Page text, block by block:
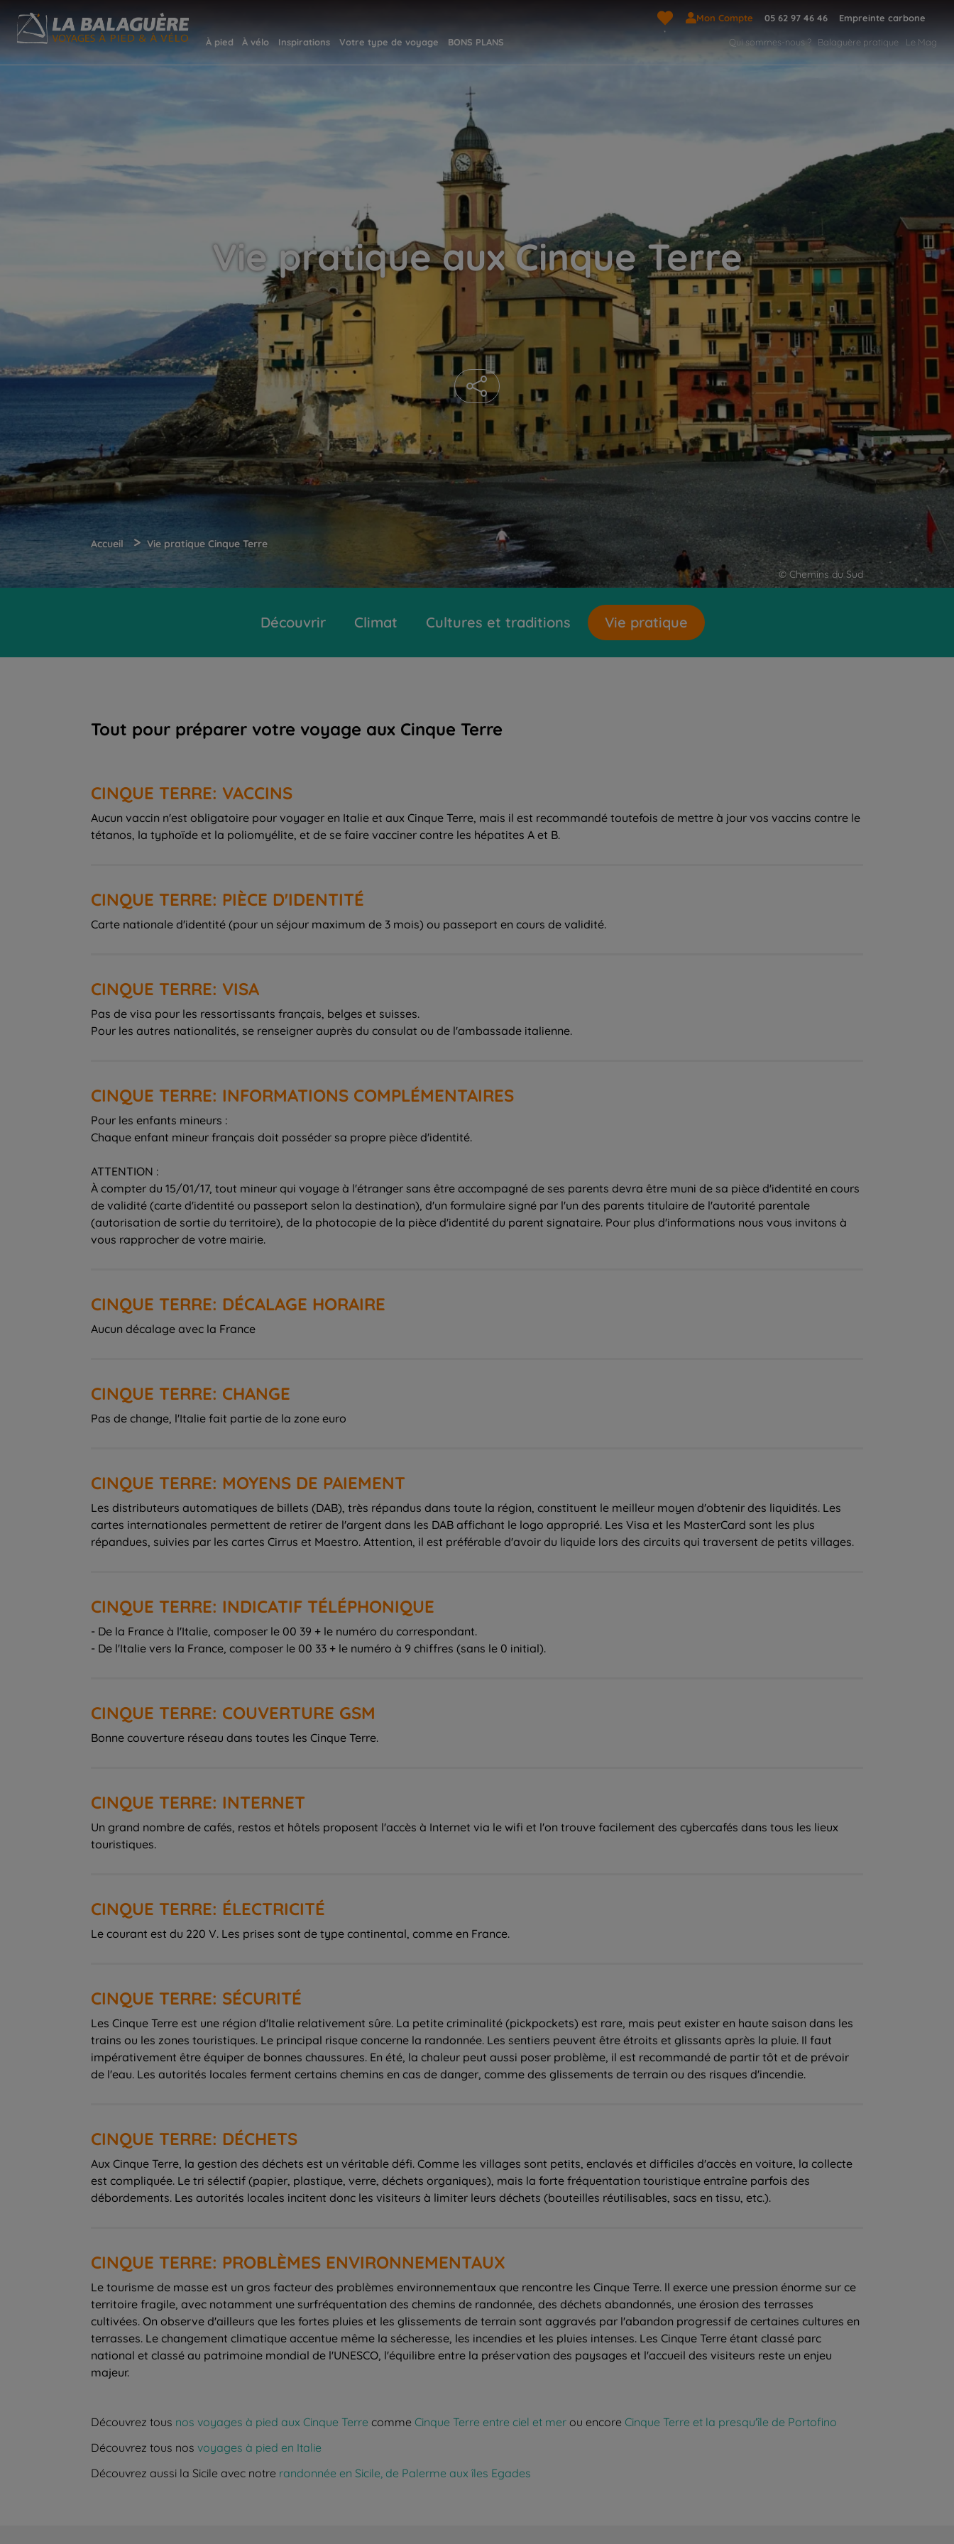
Mon Compte 05 62 97 46 46 Empreinte carbone
À pied À vélo Inspirations Votre type de voyage BONS PLANS Qui sommes-nous ? Balaguère pratique Le Mag
© Chemins du Sud
Vie pratique aux Cinque Terre
Accueil > Vie pratique Cinque Terre
Découvrir Climat Cultures et traditions Vie pratique
Tout pour préparer votre voyage aux Cinque Terre
CINQUE TERRE: VACCINS
Aucun vaccin n'est obligatoire pour voyager en Italie et aux Cinque Terre, mais il est recommandé toutefois de mettre à jour vos vaccins contre le
tétanos, la typhoïde et la poliomyélite, et de se faire vacciner contre les hépatites A et B.
CINQUE TERRE: PIÈCE D'IDENTITÉ
Carte nationale d'identité (pour un séjour maximum de 3 mois) ou passeport en cours de validité.
CINQUE TERRE: VISA
Pas de visa pour les ressortissants français, belges et suisses.
Pour les autres nationalités, se renseigner auprès du consulat ou de l'ambassade italienne.
CINQUE TERRE: INFORMATIONS COMPLÉMENTAIRES
Pour les enfants mineurs :
Chaque enfant mineur français doit posséder sa propre pièce d'identité.
ATTENTION :
À compter du 15/01/17, tout mineur qui voyage à l'étranger sans être accompagné de ses parents devra être muni de sa pièce d'identité en cours
de validité (carte d'identité ou passeport selon la destination), d'un formulaire signé par l'un des parents titulaire de l'autorité parentale
(autorisation de sortie du territoire), de la photocopie de la pièce d'identité du parent signataire. Pour plus d'informations nous vous invitons à
vous rapprocher de votre mairie.
CINQUE TERRE: DÉCALAGE HORAIRE
Aucun décalage avec la France
CINQUE TERRE: CHANGE
Pas de change, l'Italie fait partie de la zone euro
CINQUE TERRE: MOYENS DE PAIEMENT
Les distributeurs automatiques de billets (DAB), très répandus dans toute la région, constituent le meilleur moyen d'obtenir des liquidités. Les
cartes internationales permettent de retirer de l'argent dans les DAB affichant le logo approprié. Les Visa et les MasterCard sont les plus
répandues, suivies par les cartes Cirrus et Maestro. Attention, il est préférable d'avoir du liquide lors des circuits qui traversent de petits villages.
CINQUE TERRE: INDICATIF TÉLÉPHONIQUE
- De la France à l'Italie, composer le 00 39 + le numéro du correspondant.
- De l'Italie vers la France, composer le 00 33 + le numéro à 9 chiffres (sans le 0 initial).
CINQUE TERRE: COUVERTURE GSM
Bonne couverture réseau dans toutes les Cinque Terre.
CINQUE TERRE: INTERNET
Un grand nombre de cafés, restos et hôtels proposent l'accès à Internet via le wifi et l'on trouve facilement des cybercafés dans tous les lieux
touristiques.
CINQUE TERRE: ÉLECTRICITÉ
Le courant est du 220 V. Les prises sont de type continental, comme en France.
CINQUE TERRE: SÉCURITÉ
Les Cinque Terre est une région d'Italie relativement sûre. La petite criminalité (pickpockets) est rare, mais peut exister en haute saison dans les
trains ou les zones touristiques. Le principal risque concerne la randonnée. Les sentiers peuvent être étroits et glissants après la pluie. Il faut
impérativement être équiper de bonnes chaussures. En été, la chaleur peut aussi poser problème, il est recommandé de partir tôt et de prévoir
de l'eau. Les autorités locales ferment certains chemins en cas de danger, comme des glissements de terrain ou des risques d'incendie.
CINQUE TERRE: DÉCHETS
Aux Cinque Terre, la gestion des déchets est un véritable défi. Comme les villages sont petits, enclavés et difficiles d'accès en voiture, la collecte
est compliquée. Le tri sélectif (papier, plastique, verre, déchets organiques), mais la forte fréquentation touristique entraîne parfois des
débordements. Les autorités locales incitent donc les visiteurs à limiter leurs déchets (bouteilles réutilisables, sacs en tissu, etc.).
CINQUE TERRE: PROBLÈMES ENVIRONNEMENTAUX
Le tourisme de masse est un gros facteur des problèmes environnementaux que rencontre les Cinque Terre. ll exerce une pression énorme sur ce
territoire fragile, avec notamment une surfréquentation des chemins de randonnée, des déchets abandonnés, une érosion des terrasses
cultivées. On observe d'ailleurs que les fortes pluies et les glissements de terrain sont aggravés par l'abandon progressif de certaines cultures en
terrasses. Le changement climatique accentue même la sécheresse, les incendies et les pluies intenses. Les Cinque Terre étant classé parc
national et classé au patrimoine mondial de l'UNESCO, l'équilibre entre la préservation des paysages et l'accueil des visiteurs reste un enjeu
majeur.
Découvrez tous nos voyages à pied aux Cinque Terre comme Cinque Terre entre ciel et mer ou encore Cinque Terre et la presqu'île de Portofino
Découvrez tous nos voyages à pied en Italie
Découvrez aussi la Sicile avec notre randonnée en Sicile, de Palerme aux îles Egades